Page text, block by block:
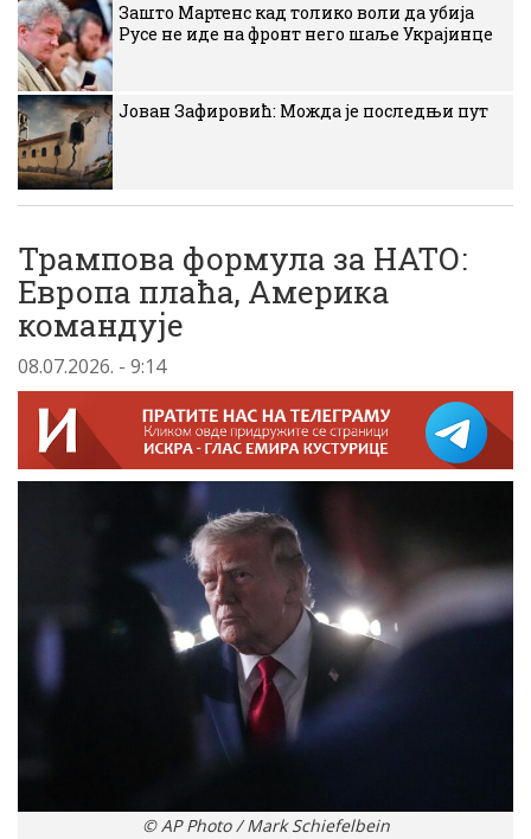
Зашто Мартенс кад толико воли да убија
Русе не иде на фронт него шаље Украјинце
Јован Зафировић: Можда је последњи пут
Трампова формула за НАТО:
Европа плаћа, Америка
командује
08.07.2026. - 9:14
© AP Photo / Mark Schiefelbein